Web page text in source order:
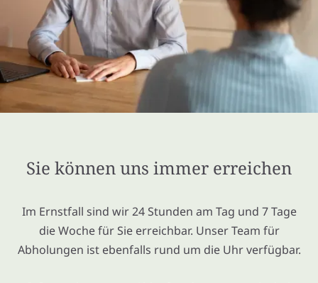
Sie können uns immer erreichen
Im Ernstfall sind wir 24 Stunden am Tag und 7 Tage
die Woche für Sie erreichbar. Unser Team für
Abholungen ist ebenfalls rund um die Uhr verfügbar.